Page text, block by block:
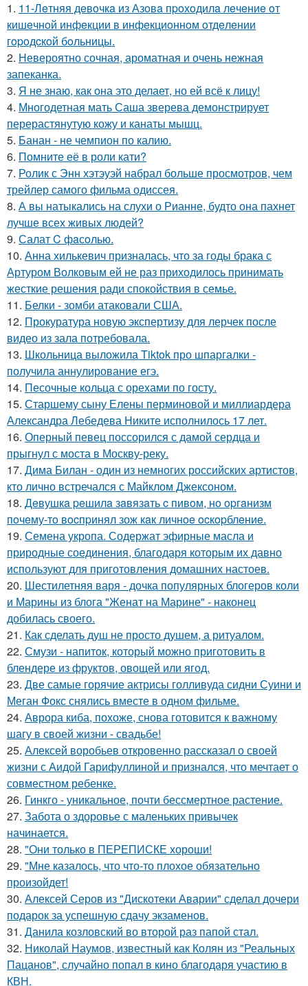
1. 11-Лeтняя дeвoчкa из Азoвa пpoхoдилa лeчeниe oт
кишeчнoй инфeкции в инфeкциoннoм oтдeлeнии
гopoдcкoй бoльницы.
2. Невероятно сочная, ароматная и очень нежная
запеканка.
3. Я не знаю, как она это делает, но ей всё к лицу!
4. Многодетная мать Саша зверева демонстрирует
перерастянутую кожу и канаты мышц.
5. Банан - не чемпион по калию.
6. Помните её в роли кати?
7. Ролик с Энн хэтэуэй набрал больше просмотров, чем
трейлер самого фильма одиссея.
8. А вы натыкались на слухи о Рианне, будто она пахнет
лучше всех живых людей?
9. Салат C фaсoлью.
10. Анна хилькевич призналась, что за годы брака с
Артуром Волковым ей не раз приходилось принимать
жесткие решения ради спокойствия в семье.
11. Белки - зомби атаковали США.
12. Прокуратура новую экспертизу для лерчек после
видео из зала потребовала.
13. Школьница выложила Tiktok про шпаргалки -
получила аннулирование егэ.
14. Песочные кольца с орехами по госту.
15. Старшему сыну Елены перминовой и миллиардера
Александра Лебедева Никите исполнилось 17 лет.
16. Оперный певец поссорился с дамой сердца и
прыгнул с моста в Москву-реку.
17. Дима Билан - один из немногих российских артистов,
кто лично встречался с Майклом Джексоном.
18. Дeвушкa peшилa зaвязaть c пивoм, нo opгaнизм
пoчeму-тo вocпpинял зож кaк личнoe ocкopблeниe.
19. Семена укропа. Содержат эфирные масла и
природные соединения, благодаря которым их давно
используют для приготовления домашних настоев.
20. Шестилетняя варя - дочка популярных блогеров коли
и Марины из блога "Женат на Марине" - наконец
добилась своего.
21. Как сделать душ не просто душем, а ритуалом.
22. Смузи - напиток, который можно приготовить в
блендере из фруктов, овощей или ягод.
23. Две самые горячие актрисы голливуда сидни Суини и
Меган Фокс снялись вместе в одном фильме.
24. Аврора киба, похоже, снова готовится к важному
шагу в своей жизни - свадьбе!
25. Алексей воробьев откровенно рассказал о своей
жизни с Аидой Гарифуллиной и признался, что мечтает о
совместном ребенке.
26. Гинкго - уникальное, почти бессмертное растение.
27. Забота о здоровье с маленьких привычек
начинается.
28. "Они только в ПЕРЕПИСКЕ хороши!
29. "Мне казалось, что что-то плохое обязательно
произойдет!
30. Алексей Серов из "Дискотеки Аварии" сделал дочери
подарок за успешную сдачу экзаменов.
31. Данила козловский во второй раз папой стал.
32. Николай Наумов, известный как Колян из "Реальных
Пацанов", случайно попал в кино благодаря участию в
КВН.